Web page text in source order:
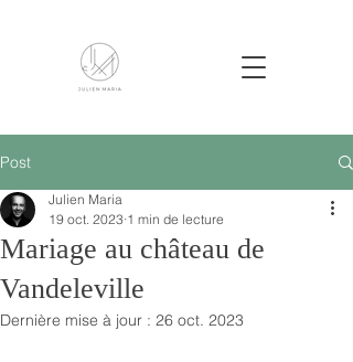
Post
Mariage au château de
Vandeleville
Julien Maria
19 oct. 2023 1 min de lecture
Dernière mise à jour : 26 oct. 2023